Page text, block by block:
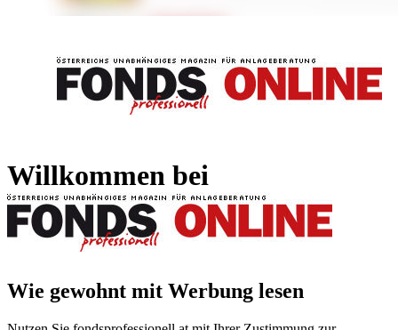
Willkommen bei
Wie gewohnt mit Werbung lesen